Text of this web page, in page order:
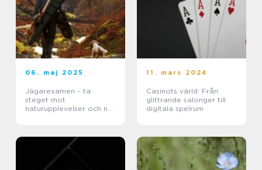
06. maj 2025
Jägarexamen – ta
steget mot
naturupplevelser och ny
11. mars 2024
Casinots värld: Från
glittrande salonger till
digitala spelrum